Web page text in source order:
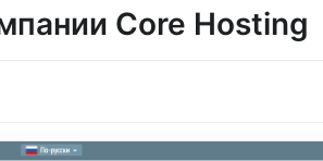
Core Hosting